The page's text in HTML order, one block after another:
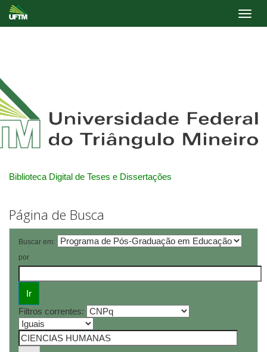
Biblioteca Digital de Teses e Dissertações
Página de Busca
Buscar em:
por
Filtros correntes: